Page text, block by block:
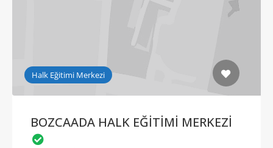
Halk Eğitimi Merkezi
BOZCAADA HALK EĞİTİMİ MERKEZİ